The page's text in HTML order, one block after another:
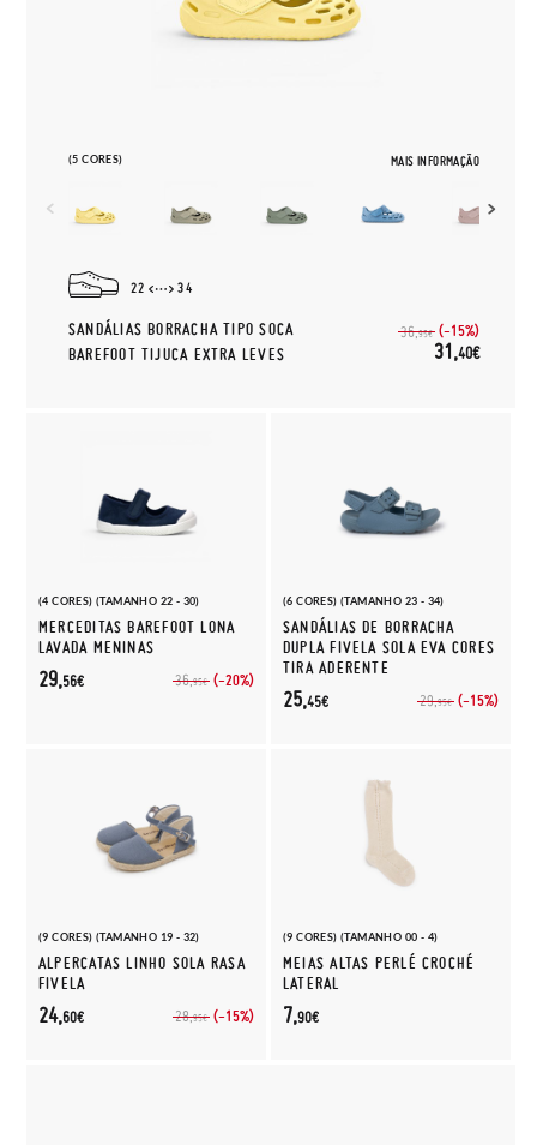
(5 CORES) MAIS INFORMAÇÃO
22 34
SANDÁLIAS BORRACHA TIPO SOCA
BAREFOOT TIJUCA EXTRA LEVES
36,95€ (-15%)
31,40€
(4 CORES) (TAMANHO 22 - 30)
MERCEDITAS BAREFOOT LONA
LAVADA MENINAS
36,95€ (-20%)
29,56€
(6 CORES) (TAMANHO 23 - 34)
SANDÁLIAS DE BORRACHA
DUPLA FIVELA SOLA EVA CORES
TIRA ADERENTE
29,95€ (-15%)
25,45€
(9 CORES) (TAMANHO 19 - 32)
ALPERCATAS LINHO SOLA RASA
FIVELA
28,95€ (-15%)
24,60€
(9 CORES) (TAMANHO 00 - 4)
MEIAS ALTAS PERLÉ CROCHÉ
LATERAL
7,90€